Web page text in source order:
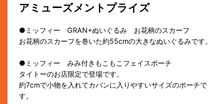
アミューズメントプライズ
●ミッフィー GRAN+ぬいぐるみ お花柄のスカーフ
お花柄のスカーフを巻いた約55cmの大きなぬいぐるみです。
●ミッフィー みみ付きもこもこフェイスポーチ
タイトーのお店限定で登場です。
約7cmで小物を入れてカバンに入りやすいサイズのポーチで
す。